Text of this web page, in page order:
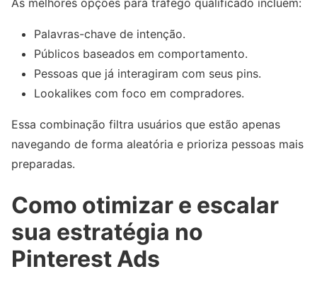
Palavras-chave de intenção.
Públicos baseados em comportamento.
Pessoas que já interagiram com seus pins.
Lookalikes com foco em compradores.
Essa combinação filtra usuários que estão apenas
navegando de forma aleatória e prioriza pessoas mais
preparadas.
Como otimizar e escalar
sua estratégia no
Pinterest Ads